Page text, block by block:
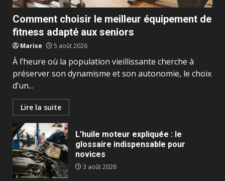
Comment choisir le meilleur équipement de
fitness adapté aux seniors
Marise 5 août 2026
À l’heure où la population vieillissante cherche à
préserver son dynamisme et son autonomie, le choix
d’un...
Lire la suite
L’huile moteur expliquée : le
glossaire indispensable pour
novices
3 août 2026